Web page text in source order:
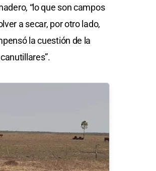
“lo que son campos
a secar, por otro lado,
la cuestión de la